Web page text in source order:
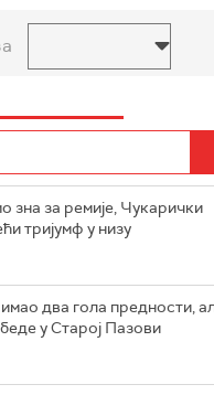
зна за ремије, Чукарички
тријумф у низу
два гола предности,
у Старој Пазови